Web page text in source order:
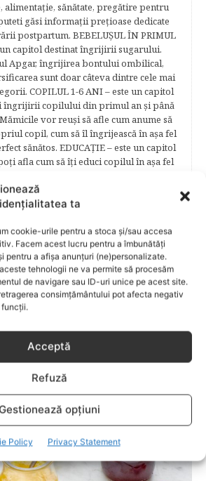
ta
cookie-urile pentru a stoca și/sau accesa
Facem acest lucru pentru a îmbunătăți
pentru a afișa anunțuri (ne)personalizate.
tehnologii ne va permite să procesăm
de navigare sau ID-uri unice pe acest site.
consimțământului pot afecta negativ
Acceptă
Refuză
Gestionează opțiuni
Policy Privacy Statement
alimentaţie, sănătate, pregătire pentru
găsi informaţii preţioase dedicate
postpartum. BEBELUŞUL ÎN PRIMUL
un capitol destinat îngrijirii sugarului.
Apgar, îngrijirea bontului ombilical,
sunt doar câteva dintre cele mai
COPILUL 1-6 ANI – este un capitol
îngrijirii copilului din primul an şi până
vor reuşi să afle cum anume să
copil, cum să îl îngrijească în aşa fel
sănătos. EDUCAŢIE – este un capitol
afla cum să îţi educi copilul în aşa fel
vieţii de familie ce conţine o serie
eficiente. COPII TALENTAŢI – este un
prezentate soluţii de prevenire a
de sănătate ce pot afecta atât viaţa
cât şi pe cea a părinţilor.